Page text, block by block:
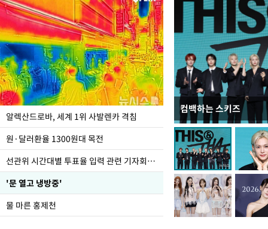
알렉산드로바, 세계 1위 사발렌카 격침
원·달러환율 1300원대 목전
선관위 시간대별 투표율 입력 관련 기자회견하는 주진우 의원
'문 열고 냉방중'
물 마른 홍제천
컴백하는 스키즈
극한 폭염에 바닥 드
도